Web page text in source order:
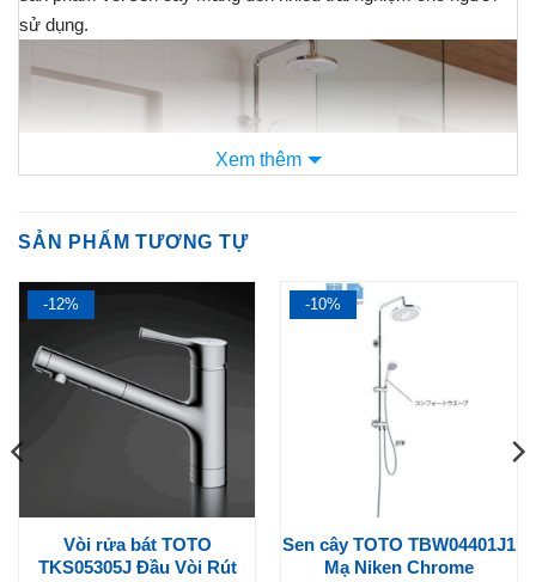
sử dụng.
CùngNội Địa Nhật Storetìm hiểu xem mẫu sen tắm này có
những gì đặc biệt nhé:
Vòi sen trên cao
TOTO TBW01403JA
thích vừa phải. Những giọt nước nóng lớn phun ra từ một
Xem thêm
SẢN PHẨM TƯƠNG TỰ
-12%
Vòi rửa bát TOTO
TKS05305J Đầu Vòi Rút
-10%
Sen cây TOTO TBW04401J1
Mạ Niken Chrome